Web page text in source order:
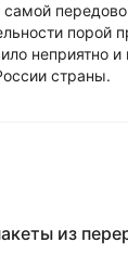
порой
неприятно и
страны.
из